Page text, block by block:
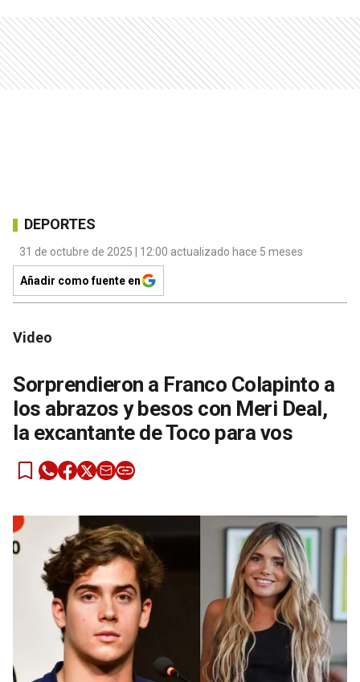
DEPORTES
31 de octubre de 2025 | 12:00 actualizado hace 5 meses
Añadir como fuente en
Video
Sorprendieron a Franco Colapinto a
los abrazos y besos con Meri Deal,
la excantante de Toco para vos